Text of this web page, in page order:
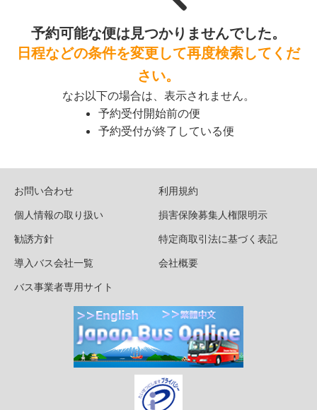
予約可能な便は見つかりませんでした。
日程などの条件を変更して再度検索してくだ
さい。
なお以下の場合は、表示されません。
予約受付開始前の便
予約受付が終了している便
お問い合わせ
利用規約
個人情報の取り扱い
損害保険募集人権限明示
勧誘方針
特定商取引法に基づく表記
導入バス会社一覧
会社概要
バス事業者専用サイト